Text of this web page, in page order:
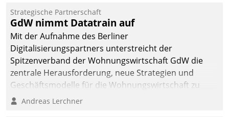
kommunale Wohnungsbauunternehmen daher
gemeinsam mit der Berliner Datatrain GmbH den
Teilprozess der Objektsanierung digitalisiert.
Strategische Partnerschaft
GdW nimmt Datatrain auf
Mit der Aufnahme des Berliner
Digitalisierungspartners unterstreicht der
Spitzenverband der Wohnungswirtschaft GdW die
zentrale Herausforderung, neue Strategien und
Geschäftsmodelle für die Wohnungswirtschaft zu
entwickeln.
Andreas Lerchner